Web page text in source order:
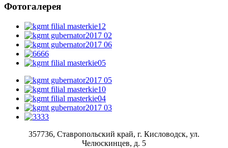
Фотогалерея
357736, Ставропольский край, г. Кисловодск, ул.
Челюскинцев, д. 5